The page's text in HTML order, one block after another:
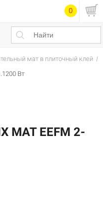
0
мат в плиточный клей
Вт
MAT EEFM 2-